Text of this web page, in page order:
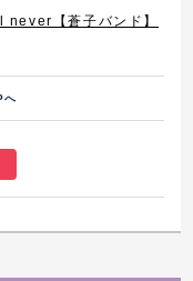
never【蒼子バンド】
へ